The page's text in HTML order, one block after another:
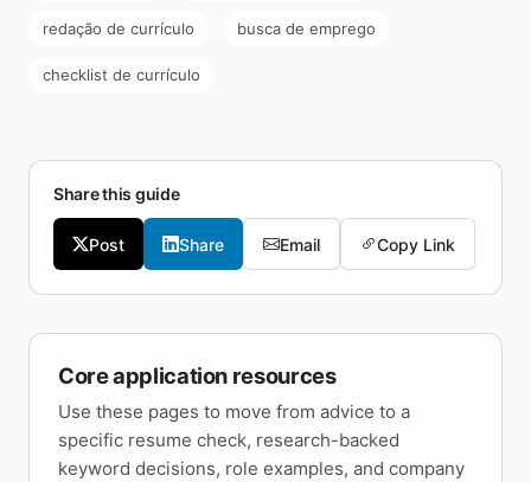
redação de currículo busca de emprego
checklist de currículo
Share this guide
Post Share Email Copy Link
Core application resources
Use these pages to move from advice to a
specific resume check, research-backed
keyword decisions, role examples, and company